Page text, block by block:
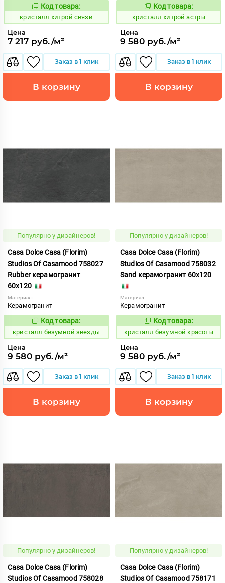
826586
Код товара:
кристалл хитрой связи
Цена
7 217 руб./м²
Заказ в 1 клик
В корзину
826581
Код товара:
кристалл хитрой астры
Цена
9 580 руб./м²
Заказ в 1 клик
В корзину
Популярно у дизайнеров!
Casa Dolce Casa (Florim)
Studios Of Casamood 758027
Rubber керамогранит
60x120
Материал:
Керамогранит
827279
Код товара:
кристалл безумной звезды
Цена
9 580 руб./м²
Заказ в 1 клик
В корзину
Популярно у дизайнеров!
Casa Dolce Casa (Florim)
Studios Of Casamood 758032
Sand керамогранит 60x120
Материал:
Керамогранит
827290
Код товара:
кристалл безумной красоты
Цена
9 580 руб./м²
Заказ в 1 клик
В корзину
Популярно у дизайнеров!
Casa Dolce Casa (Florim)
Studios Of Casamood 758028
Популярно у дизайнеров!
Casa Dolce Casa (Florim)
Studios Of Casamood 758171